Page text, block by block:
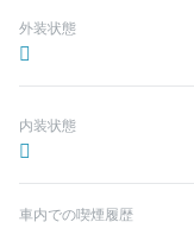
外装状態
内装状態
車内での喫煙履歴